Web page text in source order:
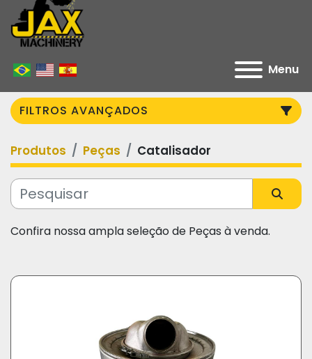
Menu
FILTROS AVANÇADOS
Categoria
Fabricante
Produtos Peças Catalisador
Confira nossa ampla seleção de Peças à venda.